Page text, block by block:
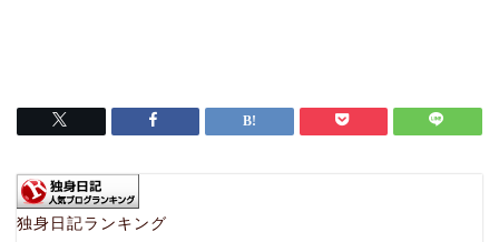
独身日記ランキング